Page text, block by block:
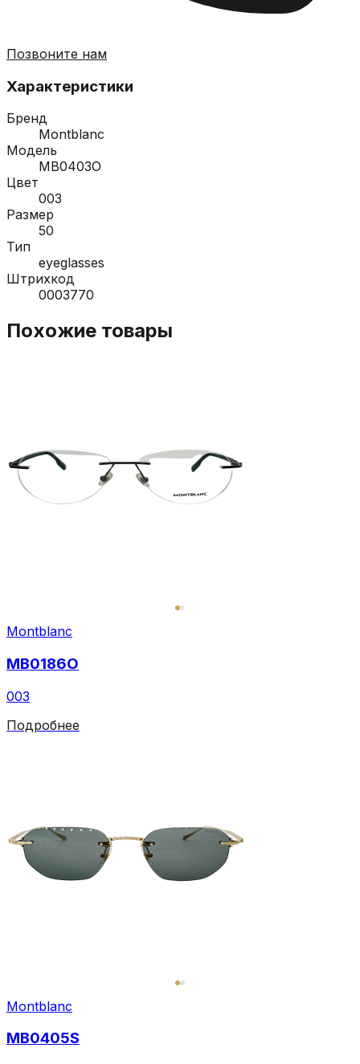
Позвоните нам
Характеристики
Бренд
Montblanc
Модель
MB0403O
Цвет
003
Размер
50
Тип
eyeglasses
Штрихкод
0003770
Похожие товары
Montblanc
MB0186O
003
Подробнее
Montblanc
MB0405S